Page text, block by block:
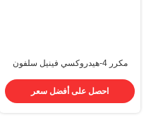
مكرر 4-هيدروكسي فينيل سلفون
كيماويات طلاء الورق
احصل على أفضل سعر